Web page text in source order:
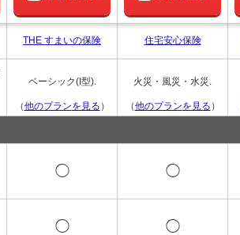
THE すまいの保険 住宅安心保険
ベーシック(I型). 火災・風災・水災.
（他のプランを見る ） （他のプランを見る ）
◯ ◯
◯ ◯